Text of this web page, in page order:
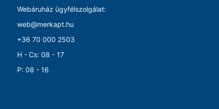
Webáruház ügyfélszolgálat:
web@merkapt.hu
+36 70 000 2503
H - Cs: 08 - 17
P: 08 - 16